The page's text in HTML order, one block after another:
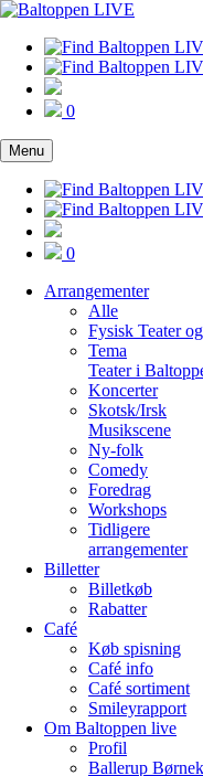
0
Menu
0
Arrangementer
Alle
Fysisk Teater
Tema
Teater i
Koncerter
Skotsk/Irsk
Musikscene
Ny-folk
Comedy
Foredrag
Workshops
Tidligere
arrangementer
Billetter
Billetkøb
Rabatter
Café
Køb spisning
Café info
Café sortiment
Smileyrapport
Om Baltoppen live
Profil
Ballerup